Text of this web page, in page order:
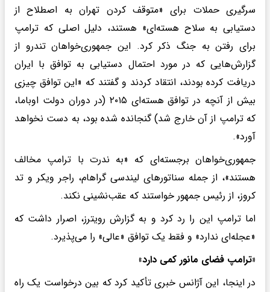
سرگیری حملات برای «متوقف کردن تهران به اصطلاح از
دستیابی به سلاح هسته‌ای» هستند، دلیل اصلی که ترامپ
برای رفتن به جنگ ذکر کرد. این جمهوری‌خواهان تندرو از
گزارش‌هایی که در مورد احتمال دستیابی به توافق با ایران
دریافت کرده بودند، انتقاد کردند و گفتند که «این توافق چیزی
بیش از آنچه در توافق هسته‌ای ۲۰۱۵ (در دوران دولت اوباما،
که ترامپ از آن خارج شد) گنجانده شده بود، به دست نخواهد
آورد».
جمهوری‌خواهان برجسته‌ای که «به ندرت با ترامپ مخالف
هستند»، از جمله سناتورهای لیندسی گراهام، راجر ویکر و تد
کروز، از رئیس جمهور خواستند که عقب‌نشینی نکند.
اما ترامپ این را رد کرد و به گزارش رویترز، اصرار داشت که
«عجله‌ای ندارد» و فقط یک توافق «عالی» را می‌پذیرد.
«ترامپ فضای مانور کمی دارد»
در اینجا، این آژانس خبری تأکید کرد که بین درخواست یک راه